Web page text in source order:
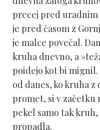
precej pred uradnim
je pred časom z
je malce povečal.
kruha dnevno, a
poidejo kot bi mignil.
od danes, ko kruha
promet, si v začetku
pekel samo tak
propadla.